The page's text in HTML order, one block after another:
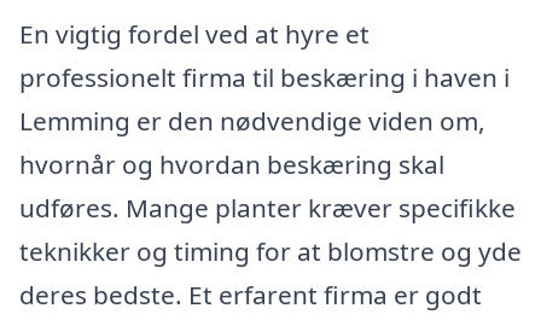
En vigtig fordel ved at hyre et
professionelt firma til beskæring i haven i
Lemming er den nødvendige viden om,
hvornår og hvordan beskæring skal
udføres. Mange planter kræver specifikke
teknikker og timing for at blomstre og yde
deres bedste. Et erfarent firma er godt